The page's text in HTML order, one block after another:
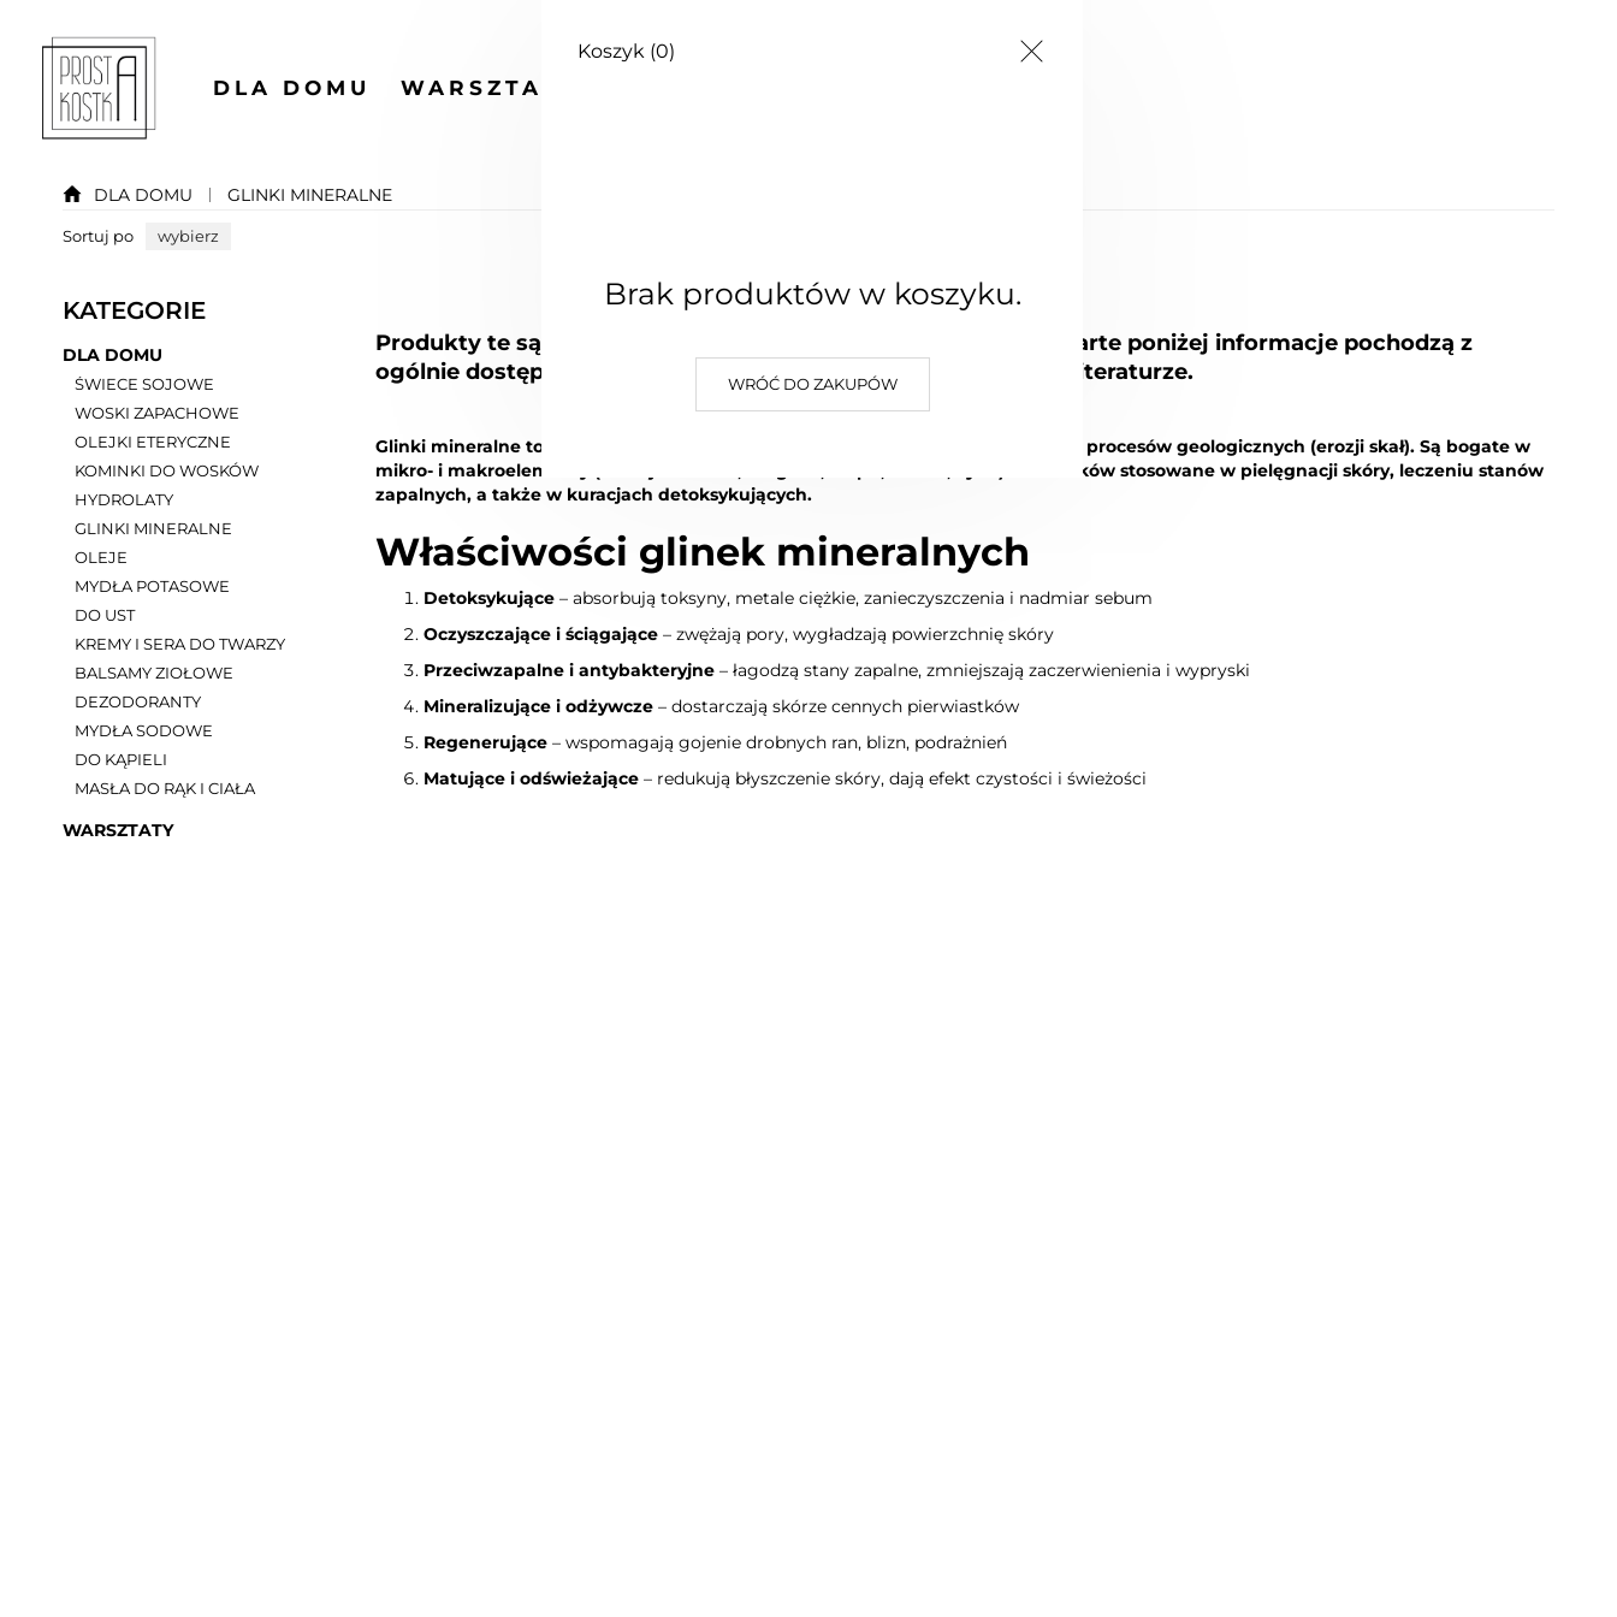
DLA DOMU WARSZTATY
Koszyk (0)
Brak produktów w koszyku.
WRÓĆ DO ZAKUPÓW
DLA DOMU GLINKI MINERALNE
Sortuj po wybierz
KATEGORIE
DLA DOMU
ŚWIECE SOJOWE
WOSKI ZAPACHOWE
OLEJKI ETERYCZNE
KOMINKI DO WOSKÓW
HYDROLATY
GLINKI MINERALNE
OLEJE
MYDŁA POTASOWE
DO UST
KREMY I SERA DO TWARZY
BALSAMY ZIOŁOWE
DEZODORANTY
MYDŁA SODOWE
DO KĄPIELI
MASŁA DO RĄK I CIAŁA
WARSZTATY
Produkty te są surowcem kosmetycznym, nie kosmetyk. Zawarte poniżej informacje pochodzą z
ogólnie dostępnych informacji dostępnych w internecie oraz literaturze.
Glinki mineralne to naturalne, sproszkowane minerały ilaste powstałe w wyniku procesów geologicznych (erozji skał). Są bogate w
mikro- i makroelementy (takie jak krzem, magnez, wapń, żelazo, cynk) i od wieków stosowane w pielęgnacji skóry, leczeniu stanów
zapalnych, a także w kuracjach detoksykujących.
Właściwości glinek mineralnych
Detoksykujące – absorbują toksyny, metale ciężkie, zanieczyszczenia i nadmiar sebum
Oczyszczające i ściągające – zwężają pory, wygładzają powierzchnię skóry
Przeciwzapalne i antybakteryjne – łagodzą stany zapalne, zmniejszają zaczerwienienia i wypryski
Mineralizujące i odżywcze – dostarczają skórze cennych pierwiastków
Regenerujące – wspomagają gojenie drobnych ran, blizn, podrażnień
Matujące i odświeżające – redukują błyszczenie skóry, dają efekt czystości i świeżości